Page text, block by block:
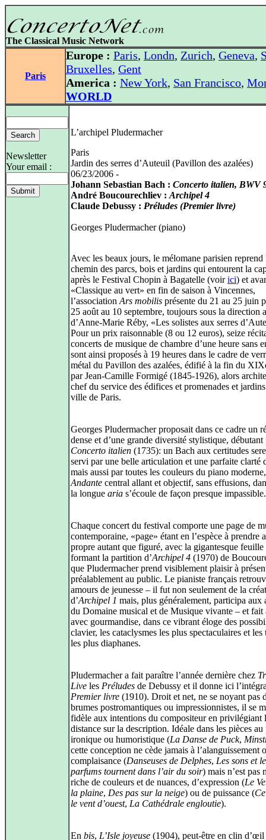
The Classical Music Network
Paris
Europe : Paris, Londn, Zurich, Geneva,
Bruxelles, Gent
America : New York, San Francisco,
WORLD
Newsletter
Your email :
L’archipel Pludermacher
Paris
Jardin des serres d’Auteuil (Pavillon des azalées)
06/23/2006 -
Johann Sebastian Bach : Concerto italien, BWV
André Boucourechliev : Archipel 4
Claude Debussy : Préludes (Premier livre)
Georges Pludermacher (piano)
Avec les beaux jours, le mélomane parisien reprend
chemin des parcs, bois et jardins qui entourent la
après le Festival Chopin à Bagatelle (voirici) et
«Classique au vert» en fin de saison à Vincennes,
l’association Ars mobilis présente du 21 au 25 juin
25 août au 10 septembre, toujours sous la direction
d’Anne-Marie Réby, «Les solistes aux serres
Pour un prix raisonnable (8 ou 12 euros), seize
concerts de musique de chambre d’une heure sans
sont ainsi proposés à 19 heures dans le cadre de
métal du Pavillon des azalées, édifié à la fin du
par Jean-Camille Formigé (1845-1926), alors
chef du service des édifices et promenades et
ville de Paris.
Georges Pludermacher proposait dans ce cadre un
dense et d’une grande diversité stylistique, débutant
Concerto italien (1735): un Bach aux certitudes
servi par une belle articulation et une parfaite clarté
mais aussi par toutes les couleurs du piano
Andante central allant et objectif, sans effusions,
la longue aria s’écoule de façon presque impassible.
Chaque concert du festival comporte une page de
contemporaine, «page» étant en l’espèce à prendre
propre autant que figuré, avec la gigantesque
formant la partition d’Archipel 4 (1970) de
que Pludermacher prend visiblement plaisir à
préalablement au public. Le pianiste français
amours de jeunesse – il fut non seulement de la
d’Archipel 1 mais, plus généralement, participa aux
du Domaine musical et de Musique vivante – et fait
avec gourmandise, dans ce vibrant éloge des
clavier, les cataclysmes les plus spectaculaires et les
les plus diaphanes.
Pludermacher a fait paraître l’année dernière chez
Live les Préludes de Debussy et il donne ici
Premier livre (1910). Droit et net, ne se noyant pas
brumes postromantiques ou impressionnistes, il se
fidèle aux intentions du compositeur en privilégiant
distance sur la description. Idéale dans les pièces au
ironique ou humoristique (La Danse de Puck,
cette conception ne cède jamais à l’alanguissement
complaisance (Danseuses de Delphes, Les sons et
parfums tournent dans l’air du soir) mais n’est pas
riche de couleurs et de nuances, d’expression (Le
la plaine, Des pas sur la neige) ou de puissance (
le vent d’ouest, La Cathédrale engloutie).
En bis, L’Isle joyeuse (1904), peut-être en clin d’œil